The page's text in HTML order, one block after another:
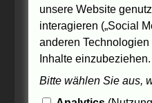
unsere Website
interagieren („Social
anderen
Inhalte
Bitte wählen Sie aus,